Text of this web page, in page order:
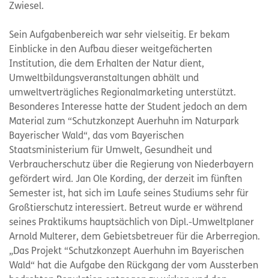
Zwiesel.
Sein Aufgabenbereich war sehr vielseitig. Er bekam
Einblicke in den Aufbau dieser weitgefächerten
Institution, die dem Erhalten der Natur dient,
Umweltbildungsveranstaltungen abhält und
umweltverträgliches Regionalmarketing unterstützt.
Besonderes Interesse hatte der Student jedoch an dem
Material zum “Schutzkonzept Auerhuhn im Naturpark
Bayerischer Wald“, das vom Bayerischen
Staatsministerium für Umwelt, Gesundheit und
Verbraucherschutz über die Regierung von Niederbayern
gefördert wird. Jan Ole Kording, der derzeit im fünften
Semester ist, hat sich im Laufe seines Studiums sehr für
Großtierschutz interessiert. Betreut wurde er während
seines Praktikums hauptsächlich von Dipl.-Umweltplaner
Arnold Multerer, dem Gebietsbetreuer für die Arberregion.
„Das Projekt “Schutzkonzept Auerhuhn im Bayerischen
Wald“ hat die Aufgabe den Rückgang der vom Aussterben